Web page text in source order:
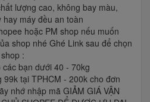
lượng cao, không bay màu,
máy đều an toàn
hoặc PM shop nếu muốn
shop nhé Ghé Link sau để chọn
:
bạn dưới 40 - 70kg
tại TPHCM - 200k cho đơn
nhớ nhập mã GIẢM GIÁ VẬN